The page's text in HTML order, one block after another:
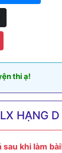
thi ạ!
HẠNG D
khi làm